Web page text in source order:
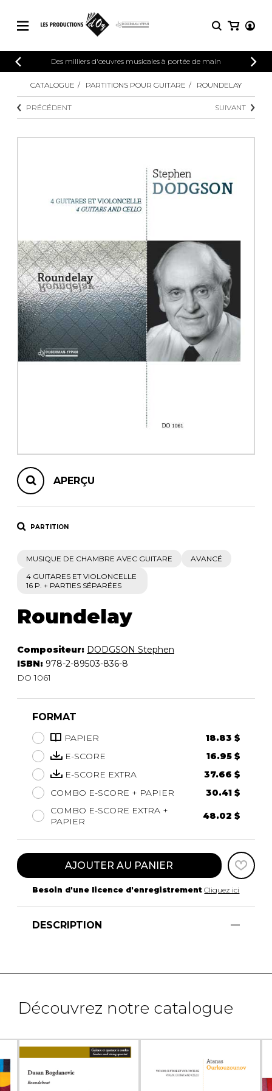
CATALOGUE
Explorez notre catalogue de partitions
riche en œuvres originales et en
arrangements de qualité.
PARTITIONS POUR AUTRES
PARTITIONS POUR ENSEMBLES
AUTRES PRODUITS
CONNEXION
INSCRIPTION
Des milliers d'œuvres musicales à portée de main
PARTITIONS
Méthodes
5 guitares et plus
Guitare et un autre
Musique de
CATALOGUE PARTITIONS POUR GUITARE ROUNDELAY
PRÉCÉDENT SUIVANT
APERÇU
PARTITION
MUSIQUE DE CHAMBRE AVEC GUITARE
AVANCÉ
4 GUITARES ET VIOLONCELLE
16 P. + PARTIES SÉPARÉES
Roundelay
Compositeur: DODGSON Stephen
ISBN: 978-2-89503-836-8
DO 1061
FORMAT
PAPIER
18.83 $
E-SCORE
16.95 $
E-SCORE EXTRA
37.66 $
COMBO E-SCORE + PAPIER
30.41 $
COMBO E-SCORE EXTRA +
PAPIER
48.02 $
AJOUTER AU PANIER
Besoin d'une licence d'enregistrement Cliquez ici
DESCRIPTION
Découvrez notre catalogue